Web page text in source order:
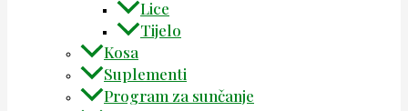
Lice
Tijelo
Kosa
Suplementi
Program za sunčanje